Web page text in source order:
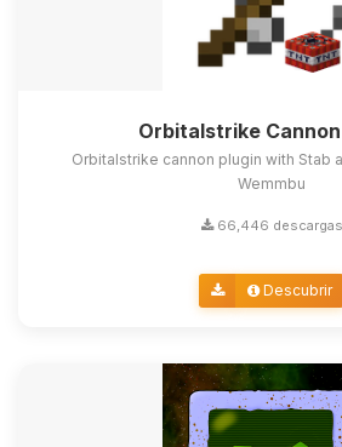
Orbitalstrike
Orbitalstrike cannon plugin with Stab
Wemmbu
66,446 descargas
Descubrir